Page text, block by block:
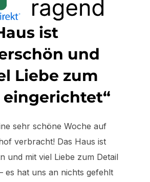
ist
und
Liebe zum
eingerichtet“
sehr schöne Woche auf
verbracht! Das Haus ist
und mit viel Liebe zum Detail
es hat uns an nichts gefehlt